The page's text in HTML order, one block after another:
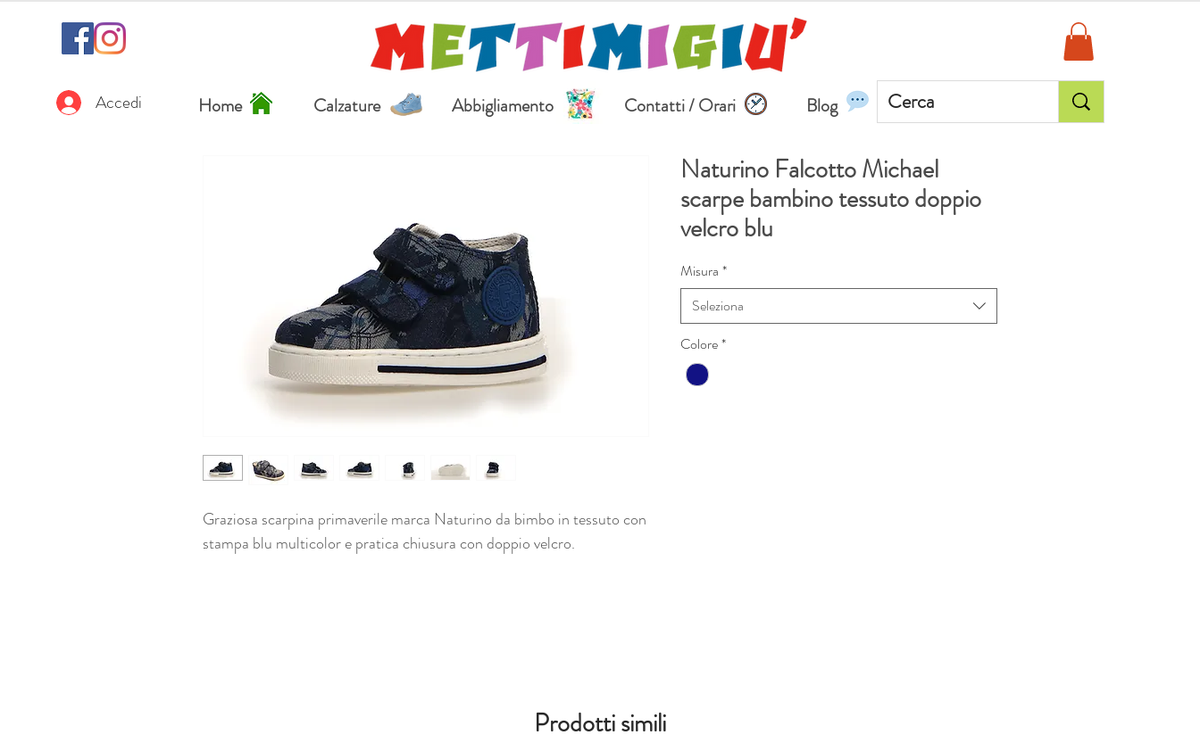
Accedi Home Calzature Abbigliamento Contatti / Orari Blog
Graziosa scarpina primaverile marca Naturino da bimbo in tessuto con
stampa blu multicolor e pratica chiusura con doppio velcro.
Naturino Falcotto Michael
scarpe bambino tessuto doppio
velcro blu
Misura *
Seleziona
Colore*
Prodotti simili